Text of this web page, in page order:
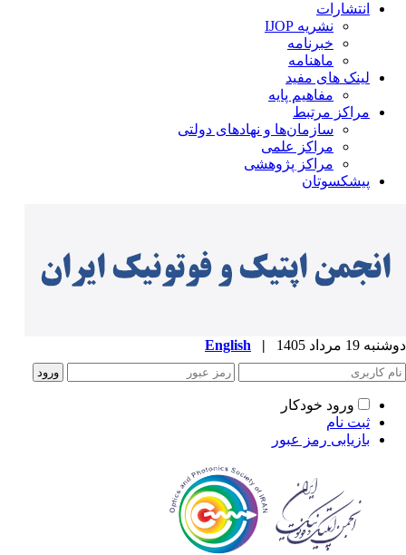
انتشارات
نشریه IJOP
خبرنامه
ماهنامه
لینک های مفید
مفاهیم پایه
مراکز مرتبط
سازمان‌ها و نهادهای دولتی
مراکز علمی
مراکز پژوهشی
پیشکسوتان
19 مرداد 1405 |
English
ورود خودکار
ثبت نام
بازیابی رمز عبور